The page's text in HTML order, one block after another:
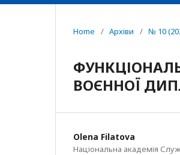
Home / Архіви / № 10
ВОЄННОЇ
Olena Filatova
Національна академія